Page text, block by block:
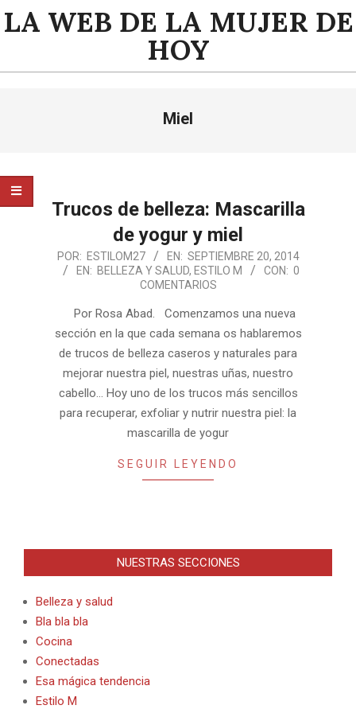
Saltar
alLA WEB DE LA MUJER DE
HOY
Miel
Trucos de belleza: Mascarilla
de yogur y miel
2014-
09-
POR: ESTILOM27 EN: SEPTIEMBRE 20, 2014
EN: BELLEZA Y SALUD, ESTILO M CON: 0
COMENTARIOS
Por Rosa Abad. Comenzamos una nueva
sección en la que cada semana os hablaremos
de trucos de belleza caseros y naturales para
mejorar nuestra piel, nuestras uñas, nuestro
cabello… Hoy uno de los trucos más sencillos
para recuperar, exfoliar y nutrir nuestra piel: la
mascarilla de yogur
SEGUIR LEYENDO
NUESTRAS SECCIONES
Belleza y salud
Bla bla bla
Cocina
Conectadas
Esa mágica tendencia
Estilo M